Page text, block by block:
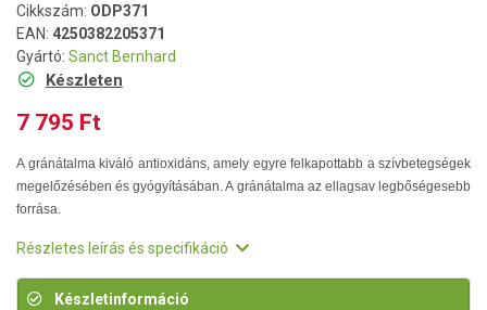
Cikkszám: ODP371
EAN: 4250382205371
Gyártó: Sanct Bernhard
Készleten
7 795 Ft
A gránátalma kiváló antioxidáns, amely egyre felkapottabb a szívbetegségek
megelőzésében és gyógyításában. A gránátalma az ellagsav legbőségesebb
forrása.
Részletes leírás és specifikáció
Készletinformáció